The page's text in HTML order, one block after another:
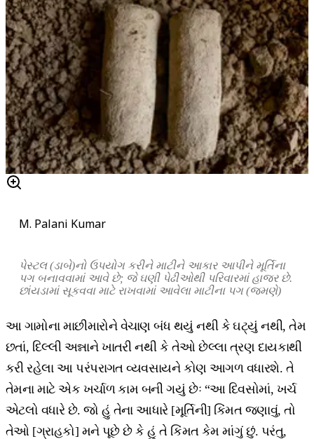
M. Palani Kumar
પેસ્ટલ (ડાબે)નો ઉપયોગ કરીને માટીને આકાર આપીને મૂર્તિના
પગ બનાવવામાં આવે છે; જે ઘણી પેઢીઓથી પરિવારમાં હાજર છે.
છાંયડામાં સૂકવવા માટે રાખવામાં આવેલા માટીના પગ (જમણે)
આ ગામોના માછીમારોને વેચાણ બંધ થયું નથી કે ઘટ્યું નથી, તેમ
છતાં, દિલ્લી અન્નાને ખાતરી નથી કે તેઓ છેલ્લા ત્રણ દાયકાથી
કરી રહેલા આ પરંપરાગત વ્યવસાયને કોણ આગળ વધારશે. તે
તેમના માટે એક ખર્ચાળ કામ બની ગયું છેઃ “આ દિવસોમાં, ખર્ચ
એટલો વધારે છે. જો હું તેના આધારે [મૂર્તિની] કિંમત જણાવું, તો
તેઓ [ગ્રાહકો] મને પૂછે છે કે હું તે કિંમત કેમ માંગું છું. પરંતુ,